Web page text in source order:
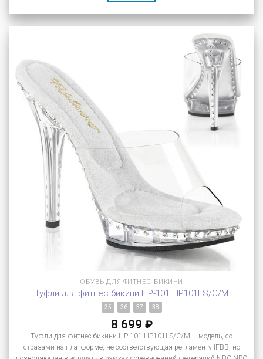
ОБУВЬ ДЛЯ ФИТНЕС-БИКИНИ
Туфли для фитнес бикини LIP-101 LIP101LS/C/M
35 36 37 38
8 699 ₽
Туфли для фитнес бикини LIP-101 LIP101LS/C/M – модель, со
стразами на платформе, не соответствующая регламенту IFBB, но